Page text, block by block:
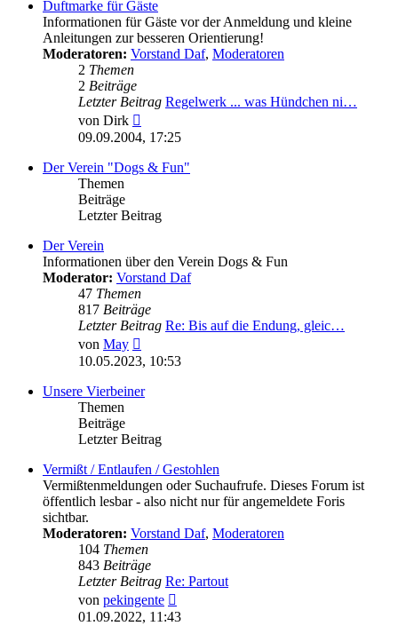
Duftmarke für Gäste
Informationen für Gäste vor der Anmeldung und kleine
Anleitungen zur besseren Orientierung!
Moderatoren: Vorstand Daf, Moderatoren
2 Themen
2 Beiträge
Letzter Beitrag Regelwerk ... was Hündchen ni…
von Dirk
Beitrag
09.09.2004, 17:25
Der Verein "Dogs & Fun"
Themen
Beiträge
Letzter Beitrag
Der Verein
Informationen über den Verein Dogs & Fun
Moderator: Vorstand Daf
47 Themen
817 Beiträge
Letzter Beitrag Re: Bis auf die Endung, gleic…
von May
Beitrag
10.05.2023, 10:53
Unsere Vierbeiner
Themen
Beiträge
Letzter Beitrag
Vermißt / Entlaufen / Gestohlen
Vermißtenmeldungen oder Suchaufrufe. Dieses Forum ist
öffentlich lesbar - also nicht nur für angemeldete Foris
sichtbar.
Moderatoren: Vorstand Daf, Moderatoren
104 Themen
843 Beiträge
Letzter Beitrag Re: Partout
von pekingente
Beitrag
01.09.2022, 11:43